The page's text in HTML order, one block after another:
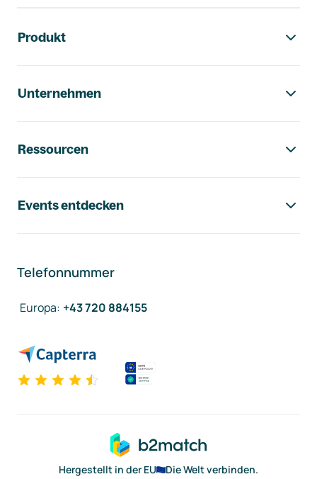
Produkt
Unternehmen
Ressourcen
Events entdecken
Telefonnummer
Europa: +43 720 884155
Hergestellt in der EU
Die Welt verbinden.